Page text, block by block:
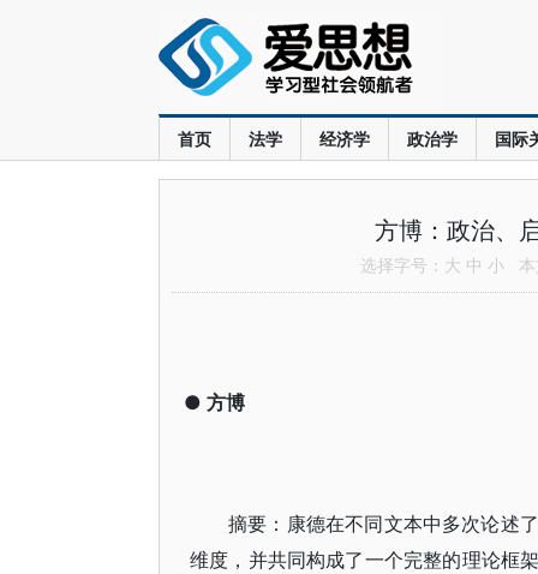
首页 法学 经济学 政治学 国际
方博：政治、
选择字号： 大 中 小 本
● 方博
摘要：康德在不同文本中多次论述
维度，并共同构成了一个完整的理论框